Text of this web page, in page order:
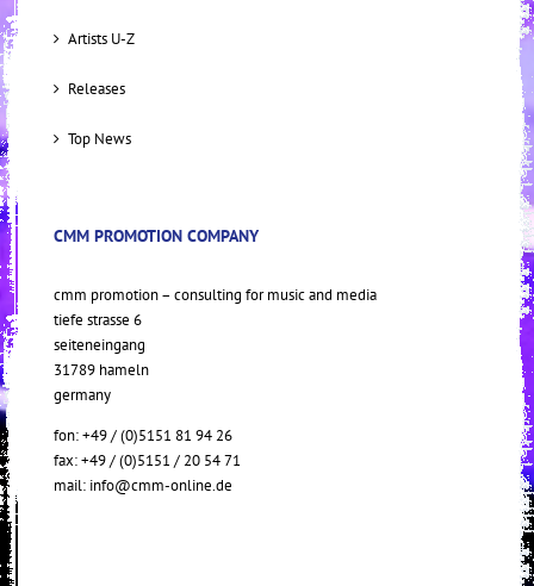
Artists U-Z
Releases
Top News
CMM PROMOTION COMPANY
cmm promotion – consulting for music and media
tiefe strasse 6
seiteneingang
31789 hameln
germany
fon: +49 / (0)5151 81 94 26
fax: +49 / (0)5151 / 20 54 71
mail: info@cmm-online.de